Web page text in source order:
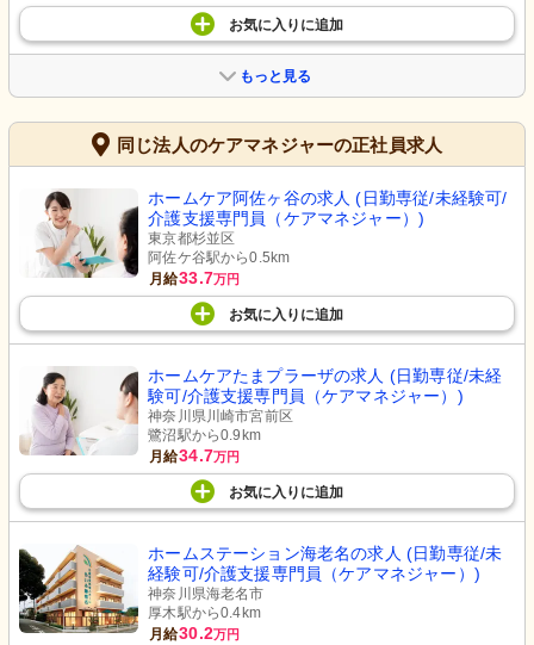
お気に入り に追加
もっと見る
同じ法人のケアマネジャーの正社員求人
ホームケア阿佐ヶ谷の求人 (日勤専従/未経験可/
介護支援専門員（ケアマネジャー）)
東京都杉並区
阿佐ケ谷駅から0.5km
月給33.7万円
お気に入り に追加
ホームケアたまプラーザの求人 (日勤専従/未経
験可/介護支援専門員（ケアマネジャー）)
神奈川県川崎市宮前区
鷺沼駅から0.9km
月給34.7万円
お気に入り に追加
ホームステーション海老名の求人 (日勤専従/未
経験可/介護支援専門員（ケアマネジャー）)
神奈川県海老名市
厚木駅から0.4km
月給30.2万円